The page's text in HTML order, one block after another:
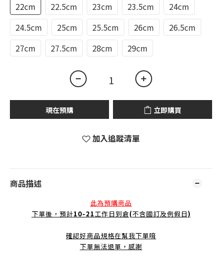
22cm 22.5cm 23cm 23.5cm
24cm
24.5cm
25cm 25.5cm 26cm
26.5cm
27cm
27.5cm 28cm 29cm
現在預購 立即購買
加入追蹤清單
商品描述
此為預購商品
下單後，預計10-21工作日到倉(不含國訂及例假日)
確認好商品規格在幫我下單唷
下單無法退單，感謝